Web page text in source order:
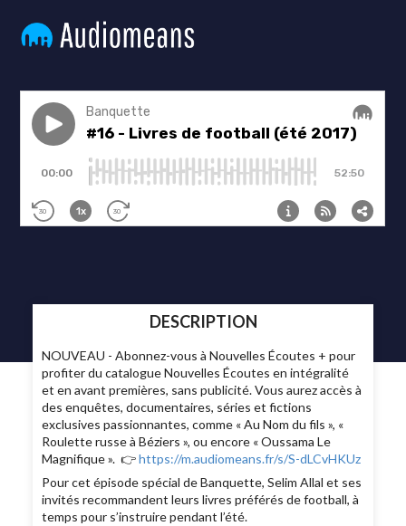
DESCRIPTION
NOUVEAU - Abonnez-vous à Nouvelles Écoutes + pour
profiter du catalogue Nouvelles Écoutes en intégralité
et en avant premières, sans publicité. Vous aurez accès à
des enquêtes, documentaires, séries et fictions
exclusives passionnantes, comme « Au Nom du fils », «
Roulette russe à Béziers », ou encore « Oussama Le
Magnifique ». 👉https://m.audiomeans.fr/s/S-dLCvHKUz
Pour cet épisode spécial de Banquette, Selim Allal et ses
invités recommandent leurs livres préférés de football, à
temps pour s’instruire pendant l’été.